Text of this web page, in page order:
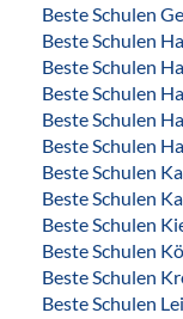
Beste Schulen
Beste Schulen
Beste Schulen
Beste Schulen
Beste Schulen
Beste Schulen
Beste Schulen
Beste Schulen
Beste Schulen
Beste Schulen
Beste Schulen
Beste Schulen